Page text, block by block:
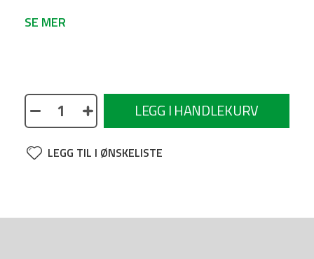
SE MER
LEGG I HANDLEKURV
LEGG TIL I ØNSKELISTE